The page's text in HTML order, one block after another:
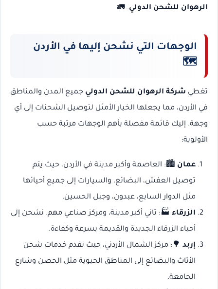
الرهوان للشحن الدولي. 🚛
الوجهات التي نشحن إليها في الأردن
🗺️
تغطي شركة الرهوان للشحن الدولي جميع المدن والمناطق
في الأردن، مما يجعلها الخيار الأمثل لتوصيل الشحنات إلى أي
وجهة. إليك قائمة مفصلة بأهم الوجهات مرتبة حسب
الأولوية:
عمان 🏙️: العاصمة وأكبر مدينة في الأردن، حيث يتم
توصيل العفش، البضائع، والسيارات إلى جميع أحيائها
مثل الدوار السابع، عبدون، وجبل الحسين.
الزرقاء🏭: ثاني أكبر مدينة، ومركز صناعي مهم. نشحن إلى
أحياء الزرقاء الجديدة والقديمة بسرعة وكفاءة.
إربد🌳: مركز الشمال الأردني، حيث نقدم خدمات شحن
الأثاث والبضائع إلى المناطق الحيوية مثل الحصن وشارع
الجامعة.